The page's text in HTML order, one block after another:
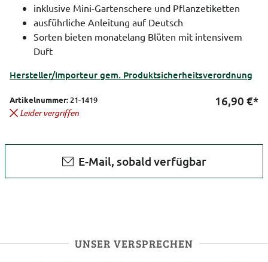
inklusive Mini-Gartenschere und Pflanzetiketten
ausführliche Anleitung auf Deutsch
Sorten bieten monatelang Blüten mit intensivem
Duft
Hersteller/Importeur gem. Produktsicherheitsverordnung
Artikelnummer: 21-1419
Leider vergriffen
16,90 €*
E-Mail, sobald verfügbar
UNSER VERSPRECHEN